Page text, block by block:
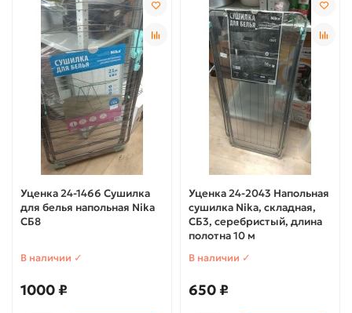
Уценка 24-1466 Сушилка
для белья напольная Nika
СБ8
В наличии ✓
1000 ₽
Уценка 24-2043 Напольная
сушилка Nika, складная,
СБ3, серебристый, длина
полотна 10 м
В наличии ✓
650 ₽